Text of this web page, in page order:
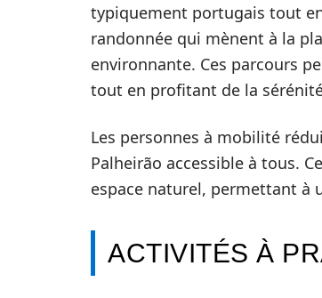
typiquement portugais tout en
randonnée qui mènent à la
environnante. Ces parcours
tout en profitant de la
Les personnes à mobilité
Palheirão accessible à tous.
espace naturel, permettant à
ACTIVITÉS À